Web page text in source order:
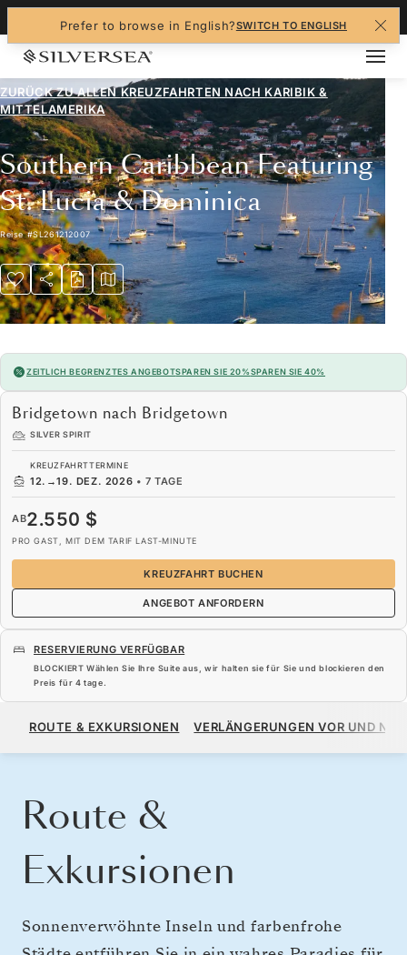
Prefer to browse in English?SWITCH TO ENGLISH
ZURÜCK ZU ALLENKREUZFAHRTEN NACH KARIBIK &
MITTELAMERIKA
Southern Caribbean Featuring
St. Lucia & Dominica
Reise#SL261212007
ZEITLICH BEGRENZTES ANGEBOTSPAREN SIE 20%SPAREN SIE 40%
Bridgetown nach Bridgetown
SILVER SPIRIT
KREUZFAHRTTERMINE
12. →19. DEZ. 2026 •7 TAGE
AB2.550 $
PRO GAST, MIT DEM TARIF LAST-MINUTE
KREUZFAHRT BUCHEN
ANGEBOT ANFORDERN
RESERVIERUNG VERFÜGBAR
BLOCKIERT Wählen Sie Ihre Suite aus, wir halten sie für Sie und blockieren den
Preis für 4 tage.
2.550 $
ROUTE & EXKURSIONEN VERLÄNGERUNGEN VOR UND
Route &
Exkursionen
Sonnenverwöhnte Inseln und farbenfrohe